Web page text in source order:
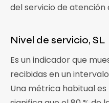
del servicio de atención
Nivel de servicio, SL
Es un indicador que
recibidas en un
Una métrica habitual